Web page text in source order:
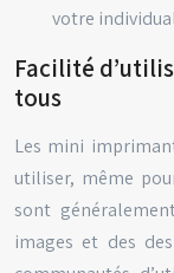
votre
Facilité
tous
Les mini
utiliser, même
sont
images et des